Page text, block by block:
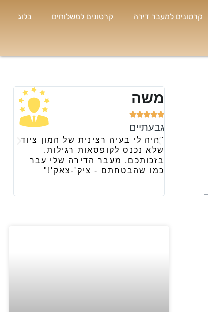
קרטונים למעבר דירה קרטונים למשלוחים בלוג
משה





גבעתיים
"היה לי בעיה רצינית של המון ציוד
שלא נכנס לקופסאות רגילות.
בזכותכם, מעבר הדירה שלי עבר
כמו שהבטחתם - ציק'-צאק'!"